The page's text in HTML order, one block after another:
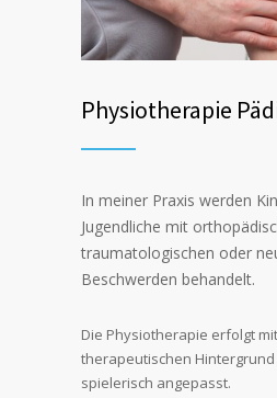
Physiotherapie
In meiner Praxis werden
Jugendliche mit
traumatologischen oder
Beschwerden behandelt.
Die Physiotherapie erfolgt
therapeutischen
spielerisch angepasst.